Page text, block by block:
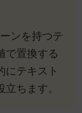
ンを持つテ
で置換する
にテキスト
ちます。